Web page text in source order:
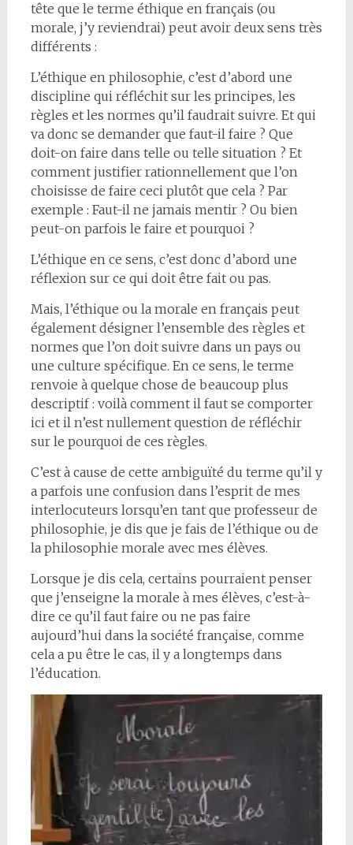
tête que le terme éthique en français (ou
morale, j’y reviendrai) peut avoir deux sens très
différents :
L’éthique en philosophie, c’est d’abord une
discipline qui réfléchit sur les principes, les
règles et les normes qu’il faudrait suivre. Et qui
va donc se demander que faut-il faire ? Que
doit-on faire dans telle ou telle situation ? Et
comment justifier rationnellement que l’on
choisisse de faire ceci plutôt que cela ? Par
exemple : Faut-il ne jamais mentir ? Ou bien
peut-on parfois le faire et pourquoi ?
L’éthique en ce sens, c’est donc d’abord une
réflexion sur ce qui doit être fait ou pas.
Mais, l’éthique ou la morale en français peut
également désigner l’ensemble des règles et
normes que l’on doit suivre dans un pays ou
une culture spécifique. En ce sens, le terme
renvoie à quelque chose de beaucoup plus
descriptif : voilà comment il faut se comporter
ici et il n’est nullement question de réfléchir
sur le pourquoi de ces règles.
C’est à cause de cette ambiguïté du terme qu’il y
a parfois une confusion dans l’esprit de mes
interlocuteurs lorsqu’en tant que professeur de
philosophie, je dis que je fais de l’éthique ou de
la philosophie morale avec mes élèves.
Lorsque je dis cela, certains pourraient penser
que j’enseigne la morale à mes élèves, c’est-à-
dire ce qu’il faut faire ou ne pas faire
aujourd’hui dans la société française, comme
cela a pu être le cas, il y a longtemps dans
l’éducation.